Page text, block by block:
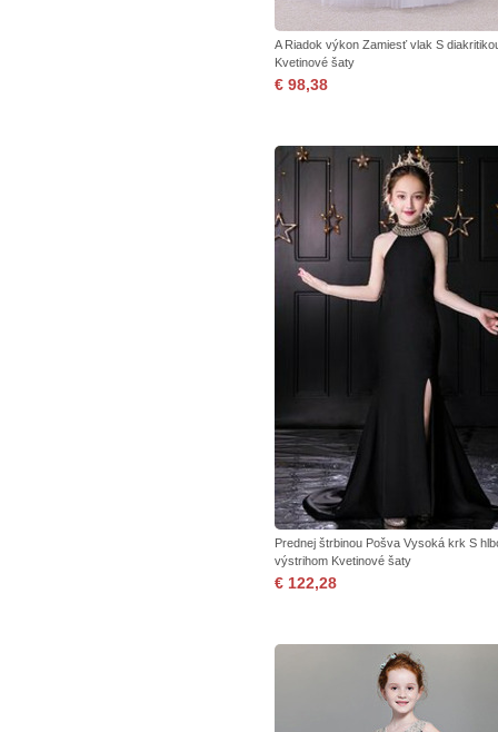
A Riadok výkon Zamiesť vlak S
Kvetinové šaty
€ 98,38
Prednej štrbinou Pošva Vysoká krk S
výstrihom Kvetinové šaty
€ 122,28